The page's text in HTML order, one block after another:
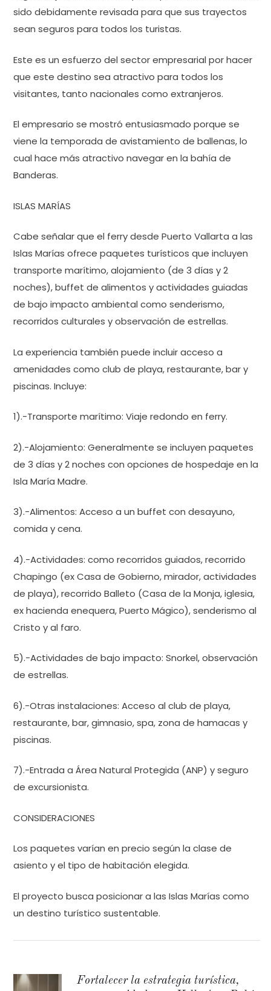
sido debidamente revisada para que sus trayectos
sean seguros para todos los turistas.
Este es un esfuerzo del sector empresarial por hacer
que este destino sea atractivo para todos los
visitantes, tanto nacionales como extranjeros.
El empresario se mostró entusiasmado porque se
viene la temporada de avistamiento de ballenas, lo
cual hace más atractivo navegar en la bahía de
Banderas.
ISLAS MARÍAS
Cabe señalar que el ferry desde Puerto Vallarta a las
Islas Marías ofrece paquetes turísticos que incluyen
transporte marítimo, alojamiento (de 3 días y 2
noches), buffet de alimentos y actividades guiadas
de bajo impacto ambiental como senderismo,
recorridos culturales y observación de estrellas.
La experiencia también puede incluir acceso a
amenidades como club de playa, restaurante, bar y
piscinas. Incluye:
1).-Transporte marítimo: Viaje redondo en ferry.
2).-Alojamiento: Generalmente se incluyen paquetes
de 3 días y 2 noches con opciones de hospedaje en la
Isla María Madre.
3).-Alimentos: Acceso a un buffet con desayuno,
comida y cena.
4).-Actividades: como recorridos guiados, recorrido
Chapingo (ex Casa de Gobierno, mirador, actividades
de playa), recorrido Balleto (Casa de la Monja, iglesia,
ex hacienda enequera, Puerto Mágico), senderismo al
Cristo y al faro.
5).-Actividades de bajo impacto: Snorkel, observación
de estrellas.
6).-Otras instalaciones: Acceso al club de playa,
restaurante, bar, gimnasio, spa, zona de hamacas y
piscinas.
7).-Entrada a Área Natural Protegida (ANP) y seguro
de excursionista.
CONSIDERACIONES
Los paquetes varían en precio según la clase de
asiento y el tipo de habitación elegida.
El proyecto busca posicionar a las Islas Marías como
un destino turístico sustentable.
Fortalecer la estrategia turística,